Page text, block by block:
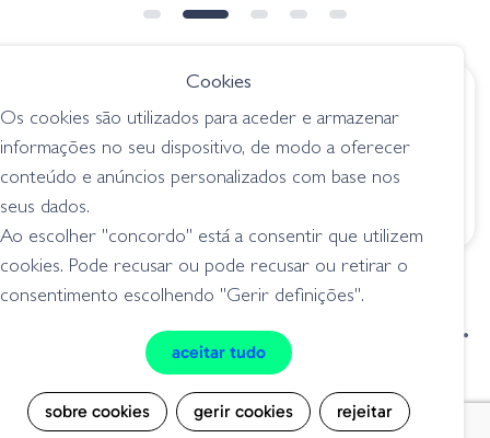
€ 9.70
Tungsten Super
Football Jig Head
Owner Jig Head
5150W Inshore
condições de venda
livro de reclamações
privacidade
cookies
Grilo Pesca - Loja de Pesca e Competição © Todos os direitos reservados |
Desenvolvido porBomsite
Cookies
Os cookies são utilizados para aceder e armazenar
informações no seu dispositivo, de modo a oferecer
conteúdo e anúncios personalizados com base nos
seus dados.
Ao escolher "concordo" está a consentir que utilizem
cookies. Pode recusar ou pode recusar ou retirar o
consentimento escolhendo "Gerir definições".
aceitar tudo
sobre cookies gerir cookies rejeitar